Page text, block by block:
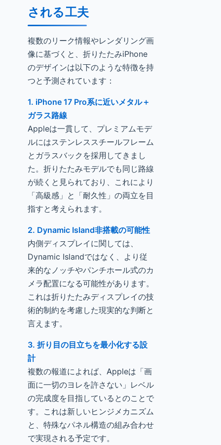
される工夫
複数のリーク情報やレンダリング画
像に基づくと、折りたたみiPhone
のデザインは以下のような特徴を持
つと予測されています：
1. iPhone 17 Pro系に近いメタル＋
ガラス路線
Appleは一貫して、プレミアムモデ
ルにはステンレススチールフレーム
とガラスバックを採用してきまし
た。折りたたみモデルでも同じ路線
が続くと見られており、これにより
「高級感」と「耐久性」の両立を目
指すと考えられます。
2. Dynamic Island非搭載の可能性
内側ディスプレイに関しては、
Dynamic Islandではなく、より従
来的なノッチやパンチホール式のカ
メラ配置になる可能性があります。
これは折りたたみディスプレイの技
術的制約を考慮した現実的な判断と
言えます。
3. 折り目の目立ちを最小化する設
計
複数の報道によれば、Appleは「画
面に一切のヨレを許さない」レベル
の完成度を目指しているとのことで
す。これは新しいヒンジメカニズム
と、特殊なパネル構造の組み合わせ
で実現される予定です。